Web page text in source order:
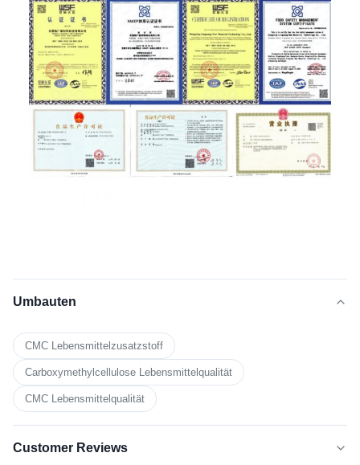
Umbauten
CMC Lebensmittelzusatzstoff
Carboxymethylcellulose Lebensmittelqualität
CMC Lebensmittelqualität
Customer Reviews